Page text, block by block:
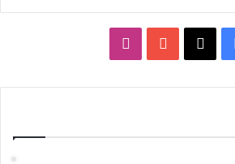
فيسبوك ‫YouTube